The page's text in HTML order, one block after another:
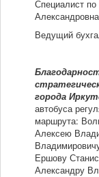
Специалист
Ведущий
города
автобуса
маршрута:
Алексею
Ершову
Александру